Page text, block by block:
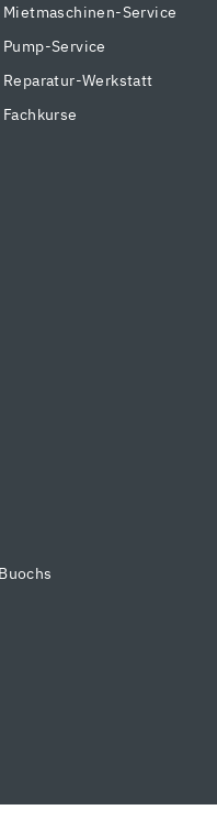
Mietmaschinen-Service
Pump-Service
Reparatur-Werkstatt
Fachkurse